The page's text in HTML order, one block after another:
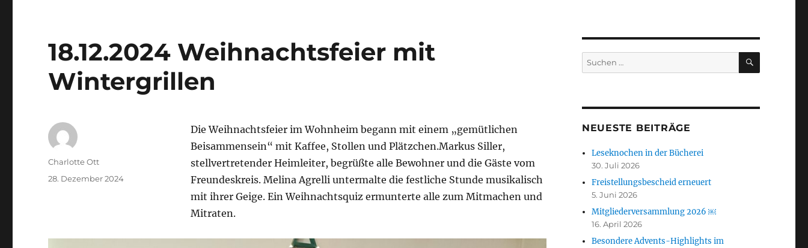
18.12.2024 Weihnachtsfeier mit
Wintergrillen
Die Weihnachtsfeier im Wohnheim begann mit einem „gemütlichen
Beisammensein“ mit Kaffee, Stollen und Plätzchen.Markus Siller,
stellvertretender Heimleiter, begrüßte alle Bewohner und die Gäste vom
Freundeskreis. Melina Agrelli untermalte die festliche Stunde musikalisch
mit ihrer Geige. Ein Weihnachtsquiz ermunterte alle zum Mitmachen und
Mitraten.
Autor
Charlotte Ott
Veröffentlicht
28. Dezember 2024
Suchen
nach:
SUCHEN
NEUESTE BEITRÄGE
Leseknochen in der Bücherei
30. Juli 2026
Freistellungsbescheid erneuert
5. Juni 2026
Mitgliederversammlung 2026 ￼
16. April 2026
Besondere Advents-Highlights im